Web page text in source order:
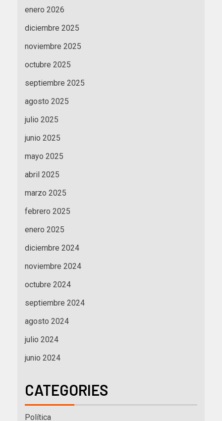
enero 2026
diciembre 2025
noviembre 2025
octubre 2025
septiembre 2025
agosto 2025
julio 2025
junio 2025
mayo 2025
abril 2025
marzo 2025
febrero 2025
enero 2025
diciembre 2024
noviembre 2024
octubre 2024
septiembre 2024
agosto 2024
julio 2024
junio 2024
CATEGORIES
Política